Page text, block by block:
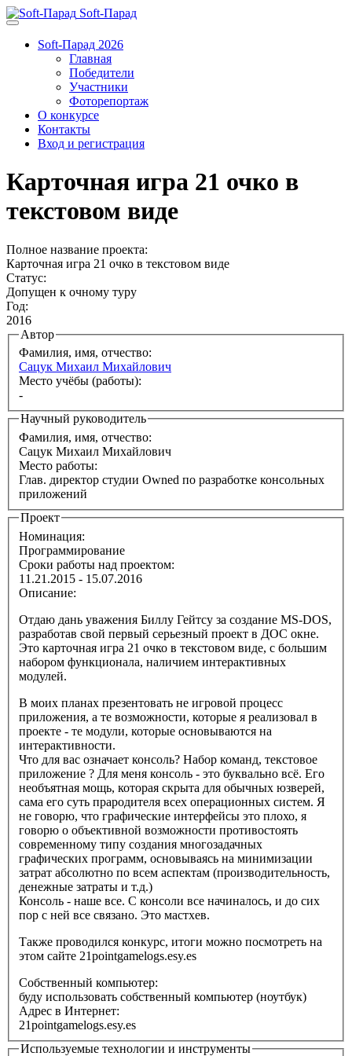
Soft-Парад
Soft-Парад 2026
Главная
Победители
Участники
Фоторепортаж
О конкурсе
Контакты
Вход и регистрация
Карточная игра 21 очко в
текстовом виде
Полное название проекта:
Карточная игра 21 очко в текстовом виде
Статус:
Допущен к очному туру
Год:
2016
Автор
Фамилия, имя, отчество:
Сацук Михаил Михайлович
Место учёбы (работы):
-
Научный руководитель
Фамилия, имя, отчество:
Сацук Михаил Михайлович
Место работы:
Глав. директор студии Owned по разработке консольных
приложений
Проект
Номинация:
Программирование
Сроки работы над проектом:
11.21.2015 - 15.07.2016
Описание:
Отдаю дань уважения Биллу Гейтсу за создание MS-DOS,
разработав свой первый серьезный проект в ДОС окне.
Это карточная игра 21 очко в текстовом виде, с большим
набором функционала, наличием интерактивных
модулей.
В моих планах презентовать не игровой процесс
приложения, а те возможности, которые я реализовал в
проекте - те модули, которые основываются на
интерактивности.
Что для вас означает консоль? Набор команд, текстовое
приложение ? Для меня консоль - это буквально всё. Его
необъятная мощь, которая скрыта для обычных юзверей,
сама его суть прародителя всех операционных систем. Я
не говорю, что графические интерфейсы это плохо, я
говорю о объективной возможности противостоять
современному типу создания многозадачных
графических программ, основываясь на минимизации
затрат абсолютно по всем аспектам (производительность,
денежные затраты и т.д.)
Консоль - наше все. С консоли все начиналось, и до сих
пор с ней все связано. Это мастхев.
Также проводился конкурс, итоги можно посмотреть на
этом сайте 21pointgamelogs.esy.es
Собственный компьютер:
буду использовать собственный компьютер (ноутбук)
Адрес в Интернет:
21pointgamelogs.esy.es
Используемые технологии и инструменты